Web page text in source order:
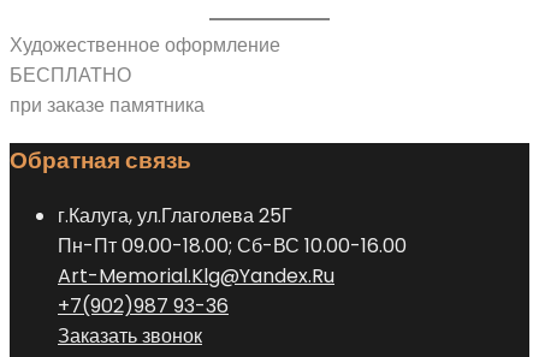
Художественное оформление
БЕСПЛАТНО
при заказе памятника
Обратная связь
г.Калуга, ул.Глаголева 25Г
Пн-Пт 09.00-18.00; Сб-ВС 10.00-16.00
Art-Memorial.Klg@Yandex.Ru
+7(902)987 93-36
Заказать звонок